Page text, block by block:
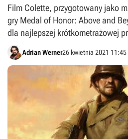
Film Colette, przygotowany jako
gry Medal of Honor: Above and
dla najlepszej krótkometrażowej
Adrian Werner26 kwietnia 2021 11:45